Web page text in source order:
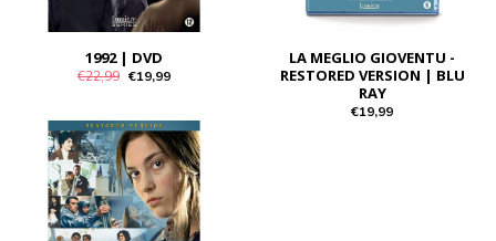
1992 | DVD
€22,99 €19,99
LA MEGLIO GIOVENTU -
RESTORED VERSION | BLU
RAY
€19,99